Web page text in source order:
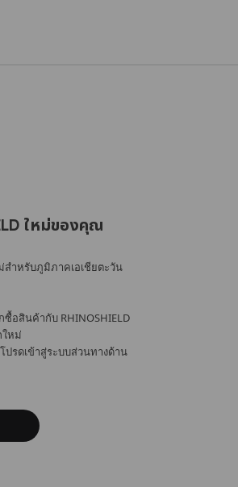
ใหม่ของคุณ
ม่สำหรับภูมิภาคเอเชียตะวัน
ซื้อสินค้ากับ RHINOSHIELD
ใหม่
ปรดเข้าสู่ระบบส่วนทางด้าน